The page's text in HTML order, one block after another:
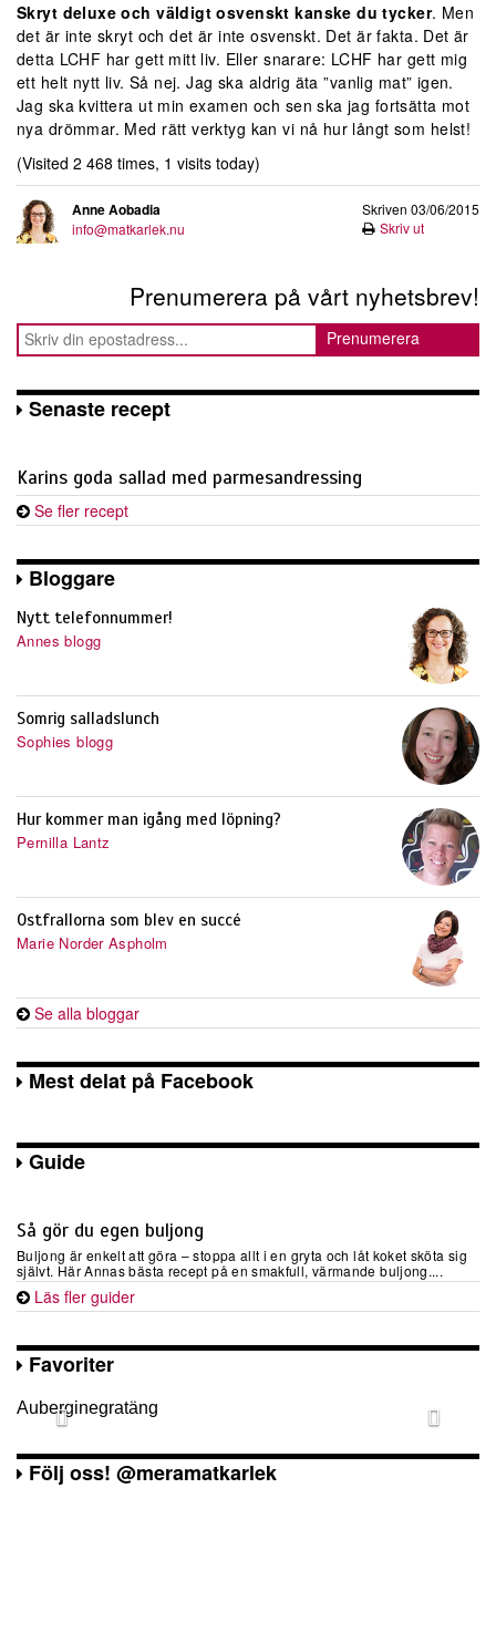
Skryt deluxe och väldigt osvenskt kanske du tycker. Men
det är inte skryt och det är inte osvenskt. Det är fakta. Det är
detta LCHF har gett mitt liv. Eller snarare: LCHF har gett mig
ett helt nytt liv. Så nej. Jag ska aldrig äta ”vanlig mat” igen.
Jag ska kvittera ut min examen och sen ska jag fortsätta mot
nya drömmar. Med rätt verktyg kan vi nå hur långt som helst!
(Visited 2 468 times, 1 visits today)
Anne Aobadia
info@matkarlek.nu
Skriven 03/06/2015
Skriv ut
Prenumerera på vårt nyhetsbrev!
Senaste recept
Karins goda sallad med parmesandressing
Se fler recept
Bloggare
Nytt telefonnummer!
Annes blogg
Somrig salladslunch
Sophies blogg
Hur kommer man igång med löpning?
Pernilla Lantz
Ostfrallorna som blev en succé
Marie Norder Aspholm
Se alla bloggar
Mest delat på Facebook
Guide
Så gör du egen buljong
Buljong är enkelt att göra – stoppa allt i en gryta och låt koket sköta sig
självt. Här Annas bästa recept på en smakfull, värmande buljong....
Läs fler guider
Favoriter
Auberginegratäng
Följ oss! @meramatkarlek